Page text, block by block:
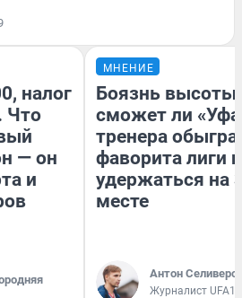
налог
Что
— он
и
МНЕНИЕ
Боязнь высоты:
сможет ли
тренера
фаворита лиги и
удержаться на
месте
Антон
Журналист